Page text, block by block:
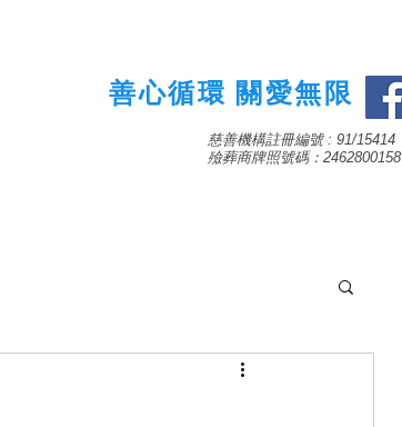
善心循環 關愛無限
慈善機構註冊編號 : 91/15414
​殮葬商牌照號碼：2462800158